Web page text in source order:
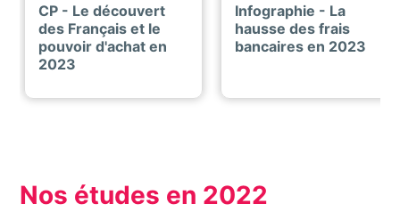
CP - Le découvert
des Français et le
pouvoir d'achat en
2023
Infographie - La
hausse des frais
bancaires en 2023
Nos études en 2022